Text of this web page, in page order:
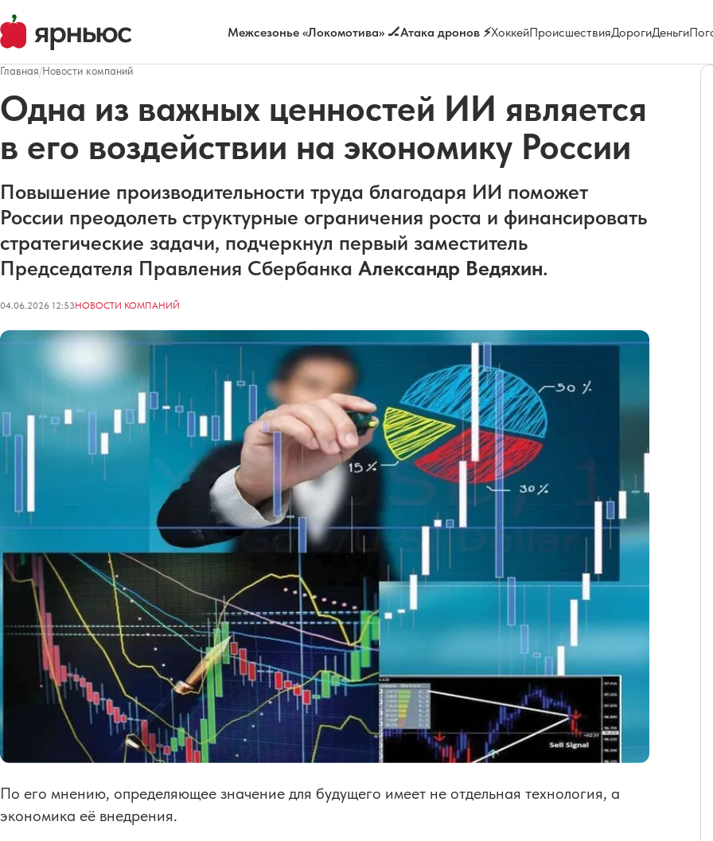
Межсезонье «Локомотива» 🏒Атака дронов ⚡ХоккейПроисшествияДорогиДеньги
Главная/Новости компаний
Одна из важных ценностей ИИ является
в его воздействии на экономику России
Повышение производительности труда благодаря ИИ поможет
России преодолеть структурные ограничения роста и финансировать
стратегические задачи, подчеркнул первый заместитель
Председателя Правления Сбербанка Александр Ведяхин.
04.06.2026 12:53НОВОСТИ КОМПАНИЙ
По его мнению, определяющее значение для будущего имеет не отдельная технология, а
экономика её внедрения.